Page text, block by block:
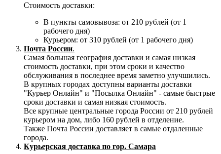
Стоимость доставки:
В пункты самовывоза: от 210 рублей (от 1
рабочего дня)
Курьером: от 310 рублей (от 1 рабочего дня)
Почта России.
Самая большая география доставки и самая низкая
стоимость доставки, при этом сроки и качество
обслуживания в последнее время заметно улучшились.
В крупных городах доступны варианты доставки
"Курьер Онлайн" и "Посылка Онлайн" - самые быстрые
сроки доставки и самая низкая стоимость.
Все крупные центральные города России от 210 рублей
курьером на дом, либо 160 рублей в отделение.
Также Почта России доставляет в самые отдаленные
города.
Курьерская доставка по гор. Самара